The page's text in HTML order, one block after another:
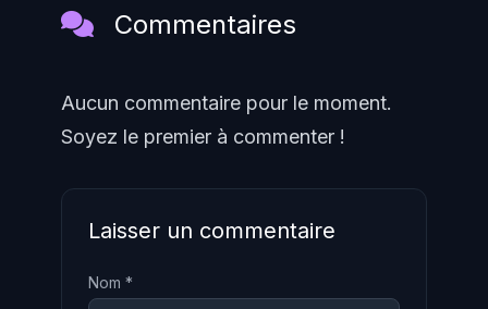
Commentaires
Aucun commentaire pour le moment.
Soyez le premier à commenter !
Laisser un commentaire
Nom *